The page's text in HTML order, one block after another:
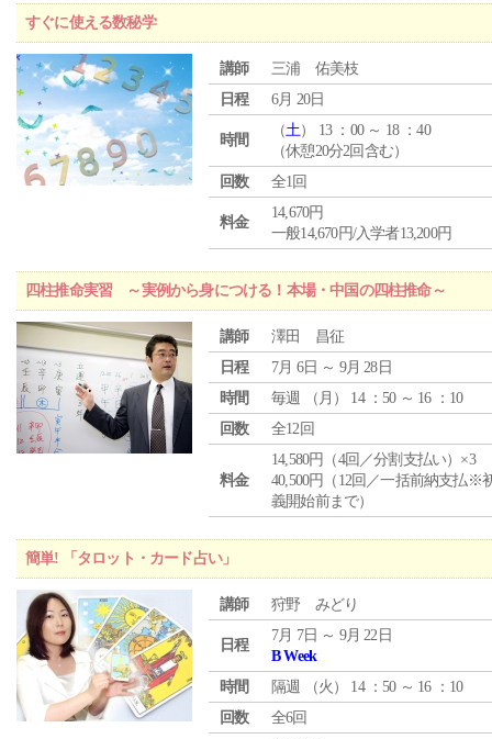
すぐに使える数秘学
講師
三浦 佑美枝
日程
6月 20日
時間
（土） 13 ：00 ～ 18 ：40
（休憩20分2回含む）
回数
全1回
料金
14,670円
一般14,670円/入学者13,200円
四柱推命実習 ～実例から身につける！本場・中国の四柱推命～
講師
澤田 昌征
日程
7月 6日 ～ 9月 28日
時間
毎週 （ 月 ） 14 ：50 ～ 16 ：10
回数
全12回
料金
14,580円（4回／分割支払い）×3
40,500円（12回／一括前納支払※
義開始前まで）
簡単! 「タロット・カード占い」
講師 狩野 みどり
日程
7月 7日 ～ 9月 22日
B Week
時間
隔週 （火 ） 14 ：50 ～ 16 ：10
回数
全6回